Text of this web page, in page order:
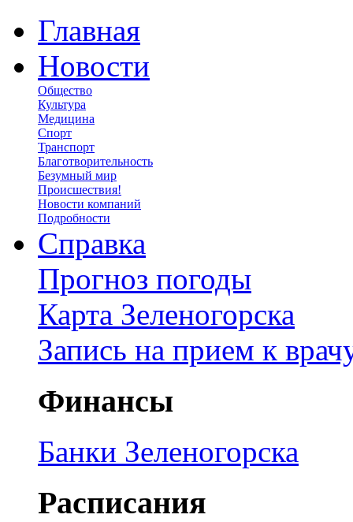
Главная
Новости
Общество
Культура
Медицина
Спорт
Транспорт
Благотворительность
Безумный мир
Происшествия!
Новости компаний
Подробности
Справка
Прогноз погоды
Карта Зеленогорска
Запись на прием к
Финансы
Банки Зеленогорска
Расписания